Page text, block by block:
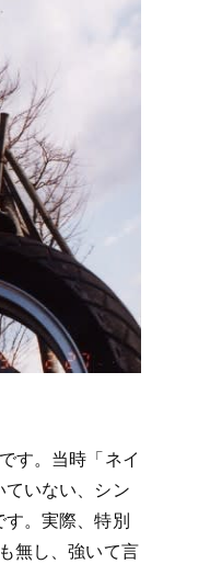
す。当時「ネイ
いない、シン
。実際、特別
無し、強いて言